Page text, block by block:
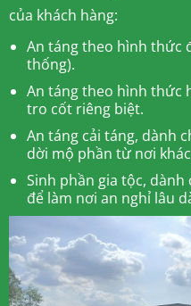
của khách hàng:
An táng theo hình thức
thống).
An táng theo hình thức
tro cốt riêng biệt.
An táng cải táng, dành
dời mộ phần từ nơi
Sinh phần gia tộc,
để làm nơi an nghỉ lâu